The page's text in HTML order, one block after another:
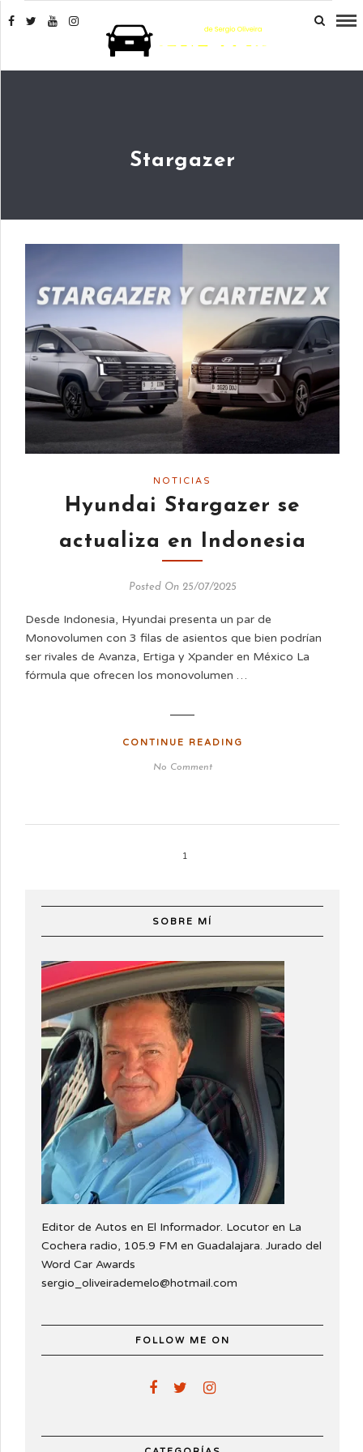
Stargazer
NOTICIAS
Hyundai Stargazer se
actualiza en Indonesia
Posted On 25/07/2025
Desde Indonesia, Hyundai presenta un par de
Monovolumen con 3 filas de asientos que bien podrían
ser rivales de Avanza, Ertiga y Xpander en México La
fórmula que ofrecen los monovolumen …
CONTINUE READING
No Comment
1
SOBRE MÍ
Editor de Autos en El Informador. Locutor en La
Cochera radio, 105.9 FM en Guadalajara. Jurado del
Word Car Awards
sergio_oliveirademelo@hotmail.com
FOLLOW ME ON